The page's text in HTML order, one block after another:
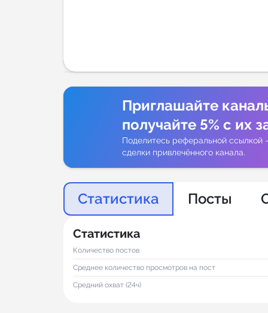
Приглашайте
получайте 5% с их
Поделитесь реферальной ссылкой
сделки привлечённого канала.
Статистика Посты
Статистика
Количество постов
Среднее количество просмотров на пост
Средний охват (24ч)